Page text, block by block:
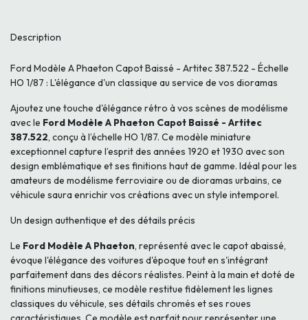
Description
Ford Modèle A Phaeton Capot Baissé - Artitec 387.522 - Échelle
HO 1/87 : L'élégance d'un classique au service de vos dioramas
Ajoutez une touche d'élégance rétro à vos scènes de modélisme
avec le Ford Modèle A Phaeton Capot Baissé - Artitec
387.522, conçu à l’échelle HO 1/87. Ce modèle miniature
exceptionnel capture l’esprit des années 1920 et 1930 avec son
design emblématique et ses finitions haut de gamme. Idéal pour les
amateurs de modélisme ferroviaire ou de dioramas urbains, ce
véhicule saura enrichir vos créations avec un style intemporel.
Un design authentique et des détails précis
Le Ford Modèle A Phaeton, représenté avec le capot abaissé,
évoque l'élégance des voitures d'époque tout en s'intégrant
parfaitement dans des décors réalistes. Peint à la main et doté de
finitions minutieuses, ce modèle restitue fidèlement les lignes
classiques du véhicule, ses détails chromés et ses roues